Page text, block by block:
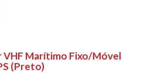
Marítimo Fixo/Móvel
(Preto)